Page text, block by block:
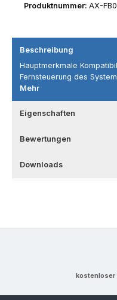
Produktnummer: AX-
Beschreibung
Hauptmerkmale
Fernsteuerung des
Mehr
Eigenschaften
Bewertungen
Downloads